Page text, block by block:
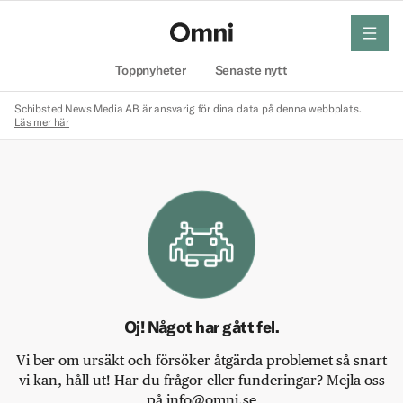
Toppnyheter Senaste nytt
meny
Schibsted News Media AB är ansvarig för dina data på denna webbplats.
Läs mer här
Oj! Något har gått fel.
Vi ber om ursäkt och försöker åtgärda problemet så snart
vi kan, håll ut! Har du frågor eller funderingar? Mejla oss